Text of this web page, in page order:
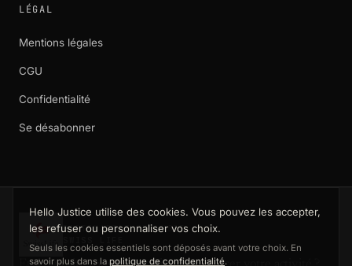
LÉGAL
Mentions légales
CGU
Confidentialité
Se désabonner
PARTENARIAT EXCLUSIF
Hello Justice utilise des cookies. Vous pouvez les accepter,
les refuser ou personnaliser vos choix.
Seuls les cookies essentiels sont déposés avant votre choix. En
savoir plus dans la politique de confidentialité.